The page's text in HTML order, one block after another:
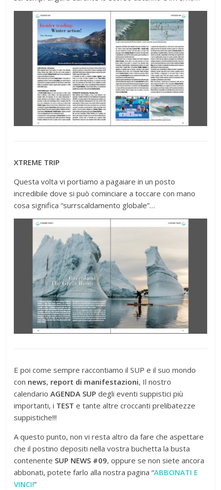
XTREME TRIP
Questa volta vi portiamo a pagaiare in un posto
incredibile dove si può cominciare a toccare con mano
cosa significa “surrscaldamento globale”…
E poi come sempre raccontiamo il SUP e il suo mondo
con news, report di manifestazioni, Il nostro
calendarioAGENDA SUP degli eventi suppistici più
importanti, i TEST e tante altre croccanti prelibatezze
suppistiche!!!
A questo punto, non vi resta altro da fare che aspettare
che il postino depositi nella vostra buchetta la busta
contenente SUP NEWS #09, oppure se non siete ancora
abbonati, potete farlo alla nostra pagina “ABBONATI E
VINCI!”